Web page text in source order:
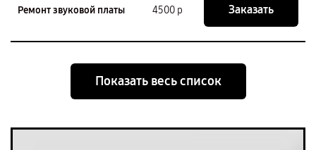
Ремонт звуковой платы 4500 р Заказать
Показать весь список